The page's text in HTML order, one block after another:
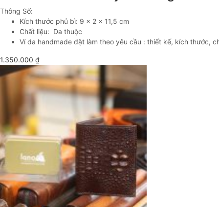
Thông Số:
Kích thước phủ bì: 9 x 2 x 11,5 cm
Chất liệu: Da thuộc
Ví da handmade đặt làm theo yêu cầu : thiết kế, kích thước,
1.350.000 ₫